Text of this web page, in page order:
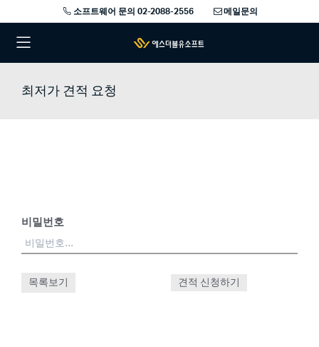
소프트웨어 문의 02-2088-2556 메일문의
최저가 견적 요청
비밀번호
목록보기